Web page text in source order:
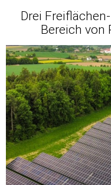
Drei
Bereich von